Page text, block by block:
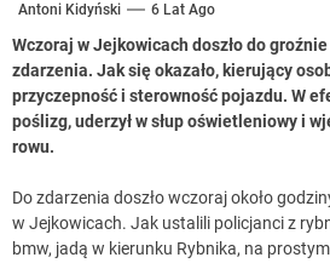
Antoni Kidyński 6 Lat Ago
Wczoraj w Jejkowicach doszło do
zdarzenia. Jak się okazało, kierujący
przyczepność i sterowność pojazdu. W
poślizg, uderzył w słup oświetleniowy i
rowu.
Do zdarzenia doszło wczoraj około
w Jejkowicach. Jak ustalili policjanci z
bmw, jadą w kierunku Rybnika, na